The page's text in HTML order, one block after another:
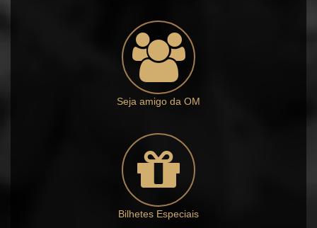
Seja amigo da OM
Bilhetes Especiais